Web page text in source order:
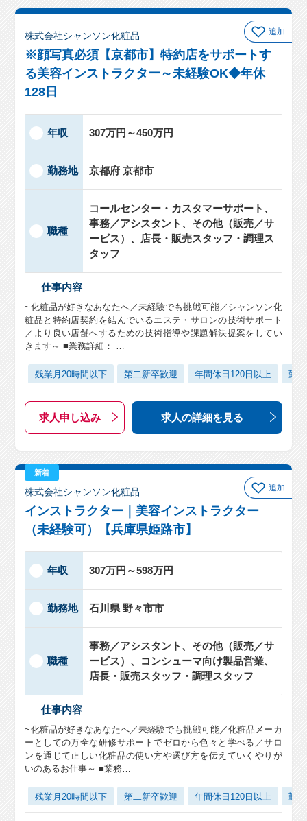
追加
株式会社シャンソン化粧品
※顔写真必須【京都市】特約店をサポートす
る美容インストラクター～未経験OK◆年休
128日
年収 307万円～450万円
勤務地 京都府 京都市
職種
コールセンター・カスタマーサポート、
事務／アシスタント、その他（販売／サ
ービス）、店長・販売スタッフ・調理ス
タッフ
仕事内容
~化粧品が好きなあなたへ／未経験でも挑戦可能／シャンソン化
粧品と特約店契約を結んでいるエステ・サロンの技術サポート
／より良い店舗へするための技術指導や課題解決提案をしてい
きます～ ■業務詳細： …
残業月20時間以下 第二新卒歓迎 年間休日120日以上 勤
求人申し込み 求人の詳細を見る
新着
追加
株式会社シャンソン化粧品
インストラクター｜美容インストラクター
（未経験可）【兵庫県姫路市】
年収 307万円～598万円
勤務地 石川県 野々市市
職種
事務／アシスタント、その他（販売／サ
ービス）、コンシューマ向け製品営業、
店長・販売スタッフ・調理スタッフ
仕事内容
~化粧品が好きなあなたへ／未経験でも挑戦可能／化粧品メーカ
ーとしての万全な研修サポートでゼロから色々と学べる／サロ
ンを通じて正しい化粧品の使い方や選び方を伝えていくやりが
いのあるお仕事～ ■業務…
残業月20時間以下 第二新卒歓迎 年間休日120日以上 勤